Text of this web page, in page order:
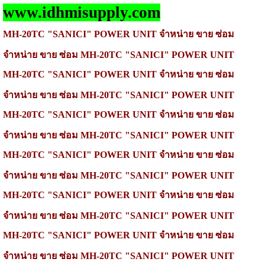
www.idhmisupply.com
MH-20TC "SANICI" POWER UNIT จำหน่าย ขาย ซ่อม
จำหน่าย ขาย ซ่อม MH-20TC "SANICI" POWER UNIT
MH-20TC "SANICI" POWER UNIT จำหน่าย ขาย ซ่อม
จำหน่าย ขาย ซ่อม MH-20TC "SANICI" POWER UNIT
MH-20TC "SANICI" POWER UNIT จำหน่าย ขาย ซ่อม
จำหน่าย ขาย ซ่อม MH-20TC "SANICI" POWER UNIT
MH-20TC "SANICI" POWER UNIT จำหน่าย ขาย ซ่อม
จำหน่าย ขาย ซ่อม MH-20TC "SANICI" POWER UNIT
MH-20TC "SANICI" POWER UNIT จำหน่าย ขาย ซ่อม
จำหน่าย ขาย ซ่อม MH-20TC "SANICI" POWER UNIT
MH-20TC "SANICI" POWER UNIT จำหน่าย ขาย ซ่อม
จำหน่าย ขาย ซ่อม MH-20TC "SANICI" POWER UNIT